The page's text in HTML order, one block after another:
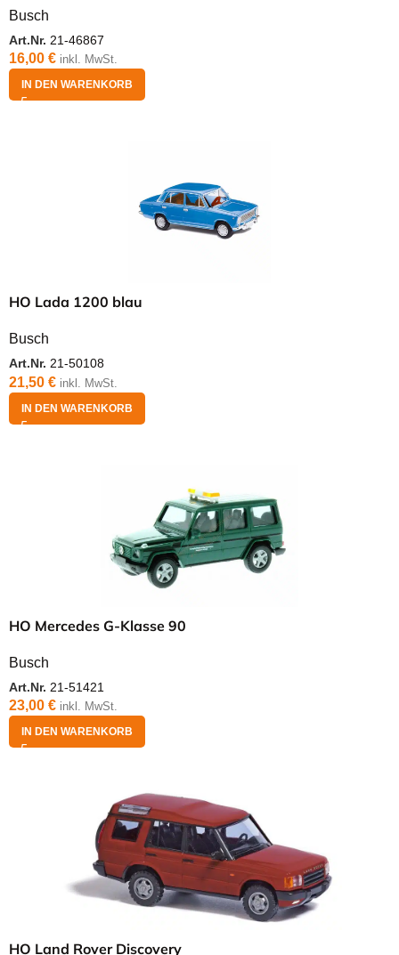
Busch
Art.Nr. 21-46867
16,00 € inkl. MwSt.
IN DEN WARENKORB
HO Lada 1200 blau
Busch
Art.Nr. 21-50108
21,50 € inkl. MwSt.
IN DEN WARENKORB
HO Mercedes G-Klasse 90
Busch
Art.Nr. 21-51421
23,00 € inkl. MwSt.
IN DEN WARENKORB
HO Land Rover Discovery